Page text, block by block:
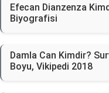
Efecan Dianzenza
Biyografisi
Damla Can Kimdir?
Boyu, Vikipedi 2018